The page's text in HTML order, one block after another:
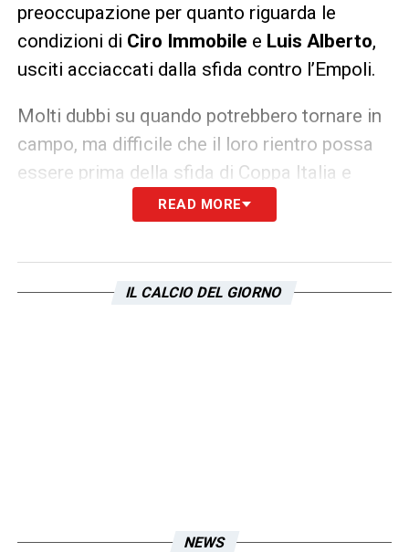
preoccupazione per quanto riguarda le
condizioni di Ciro Immobile e Luis Alberto,
usciti acciaccati dalla sfida contro l’Empoli.
Molti dubbi su quando potrebbero tornare in
campo, ma difficile che il loro rientro possa
essere prima della sfida di Coppa Italia e
della Supercoppa.
LA PLAYLIST DELLE NOSTRE TOP NEWS
READ MORE
IL CALCIO DEL GIORNO
NEWS